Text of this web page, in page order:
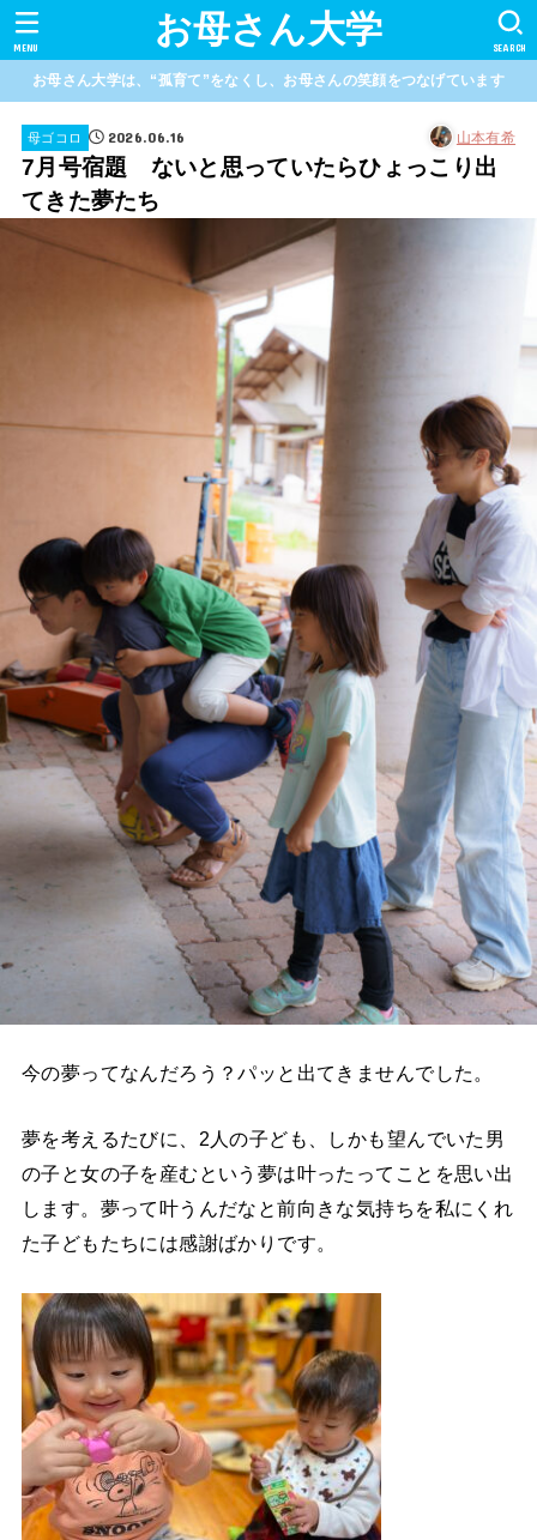
お母さん大学 SEARCH
MENU
お母さん大学は、“孤育て”をなくし、お母さんの笑顔をつなげています
母ゴコロ 2026.06.16 山本有希
7月号宿題 ないと思っていたらひょっこり出
てきた夢たち
今の夢ってなんだろう？パッと出てきませんでした。
夢を考えるたびに、2人の子ども、しかも望んでいた男
の子と女の子を産むという夢は叶ったってことを思い出
します。夢って叶うんだなと前向きな気持ちを私にくれ
た子どもたちには感謝ばかりです。